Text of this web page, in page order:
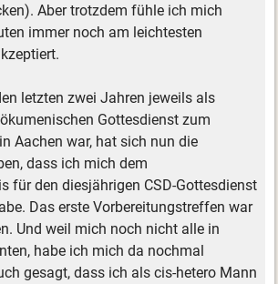
Aber trotzdem fühle ich mich
immer noch am leichtesten
letzten zwei Jahren jeweils als
Gottesdienst zum
Aachen war, hat sich nun die
dass ich mich dem
für den diesjährigen CSD-Gottesdienst
Das erste Vorbereitungstreffen war
Und weil mich noch nicht alle in
habe ich mich da nochmal
gesagt, dass ich als cis-hetero Mann